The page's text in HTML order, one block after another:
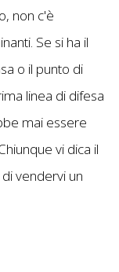
non c'è
Se si ha il
o il punto di
linea di difesa
mai essere
vi dica il
vendervi un